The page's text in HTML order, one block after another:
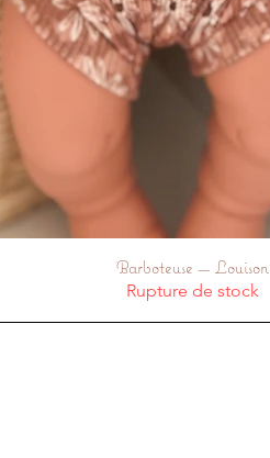
Aperçu rapide
Barboteuse — Louison
Rupture de stock